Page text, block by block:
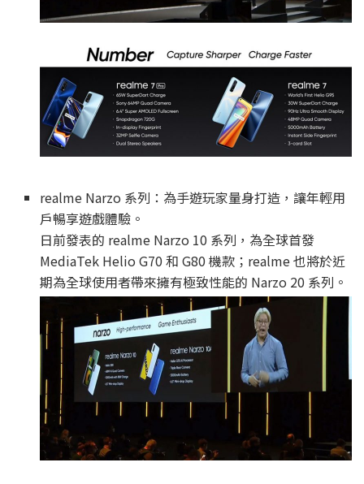
realme Narzo 系列：為手遊玩家量身打造，讓年輕用
戶暢享遊戲體驗。
日前發表的 realme Narzo 10 系列，為全球首發
MediaTek Helio G70 和 G80 機款；realme 也將於近
期為全球使用者帶來擁有極致性能的 Narzo 20 系列。